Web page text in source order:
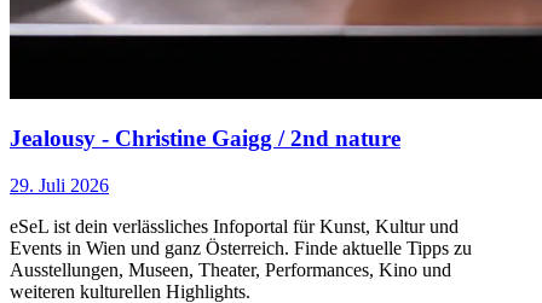
Jealousy - Christine Gaigg / 2nd nature
29. Juli 2026
eSeL ist dein verlässliches Infoportal für Kunst, Kultur und
Events in Wien und ganz Österreich. Finde aktuelle Tipps zu
Ausstellungen, Museen, Theater, Performances, Kino und
weiteren kulturellen Highlights.